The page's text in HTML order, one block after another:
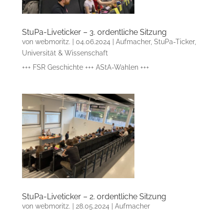
StuPa-Liveticker – 3. ordentliche Sitzung
von webmoritz. | 04.06.2024 | Aufmacher, StuPa-Ticker,
Universität & Wissenschaft
+++ FSR Geschichte +++ AStA-Wahlen +++
StuPa-Liveticker – 2. ordentliche Sitzung
von webmoritz. 28.05.2024
Aufmacher